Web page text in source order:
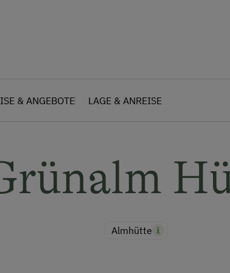
& ANGEBOTE LAGE & ANREISE
Almhütte